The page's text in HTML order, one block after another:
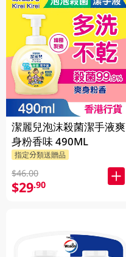
潔麗兒泡沫殺菌潔手液爽
身粉香味 490ML
指定分類送贈品
$46.00
$29.90